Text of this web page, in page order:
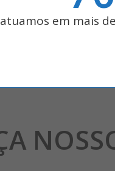
atuamos em mais